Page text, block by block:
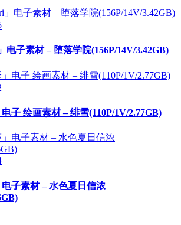
电子素材 – 堕落学院(156P/14V/3.42GB)
电子 绘画素材 – 绯雪(110P/1V/2.77GB)
电子素材 – 水色夏日信浓